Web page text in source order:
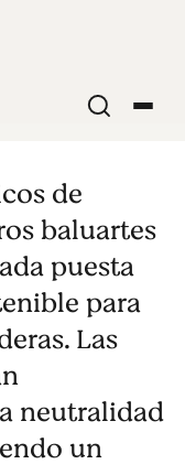
y
-
de
baluartes
puesta
para
Las
neutralidad
un